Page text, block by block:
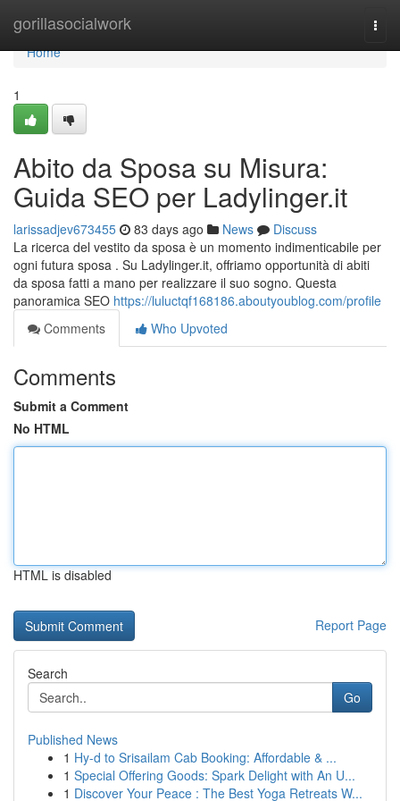
gorillasocialwork
Home
Home
1
Abito da Sposa su Misura:
Guida SEO per Ladylinger.it
larissadjev673455 83 days ago News
Discuss
La ricerca del vestito da sposa è un momento indimenticabile per
ogni futura sposa . Su Ladylinger.it, offriamo opportunità di abiti
da sposa fatti a mano per realizzare il suo sogno. Questa
panoramica SEO https://luluctqf168186.aboutyoublog.com/profile
Comments
Who Upvoted
Comments
Submit a Comment
No HTML
HTML is disabled
Report Page
Search
Go
Published News
1 Hy-d to Srisailam Cab Booking: Affordable & ...
1 Special Offering Goods: Spark Delight with An U...
1 Discover Your Peace : The Best Yoga Retreats W...